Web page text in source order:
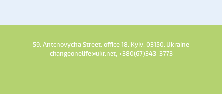
59, Antonovycha Street, office 18, Kyiv, 03150, Ukraine
changeonelife@ukr.net, +380(67)343-3773